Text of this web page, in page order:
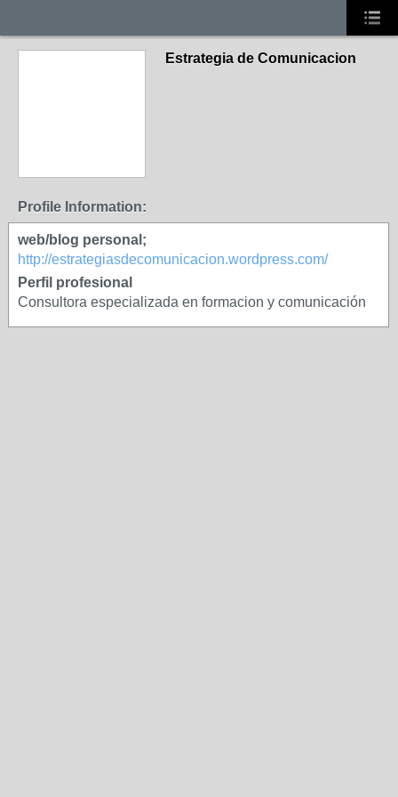
Estrategia de Comunicacion
Profile Information:
web/blog personal;
http://estrategiasdecomunicacion.wordpress.com/
Perfil profesional
Consultora especializada en formacion y comunicación